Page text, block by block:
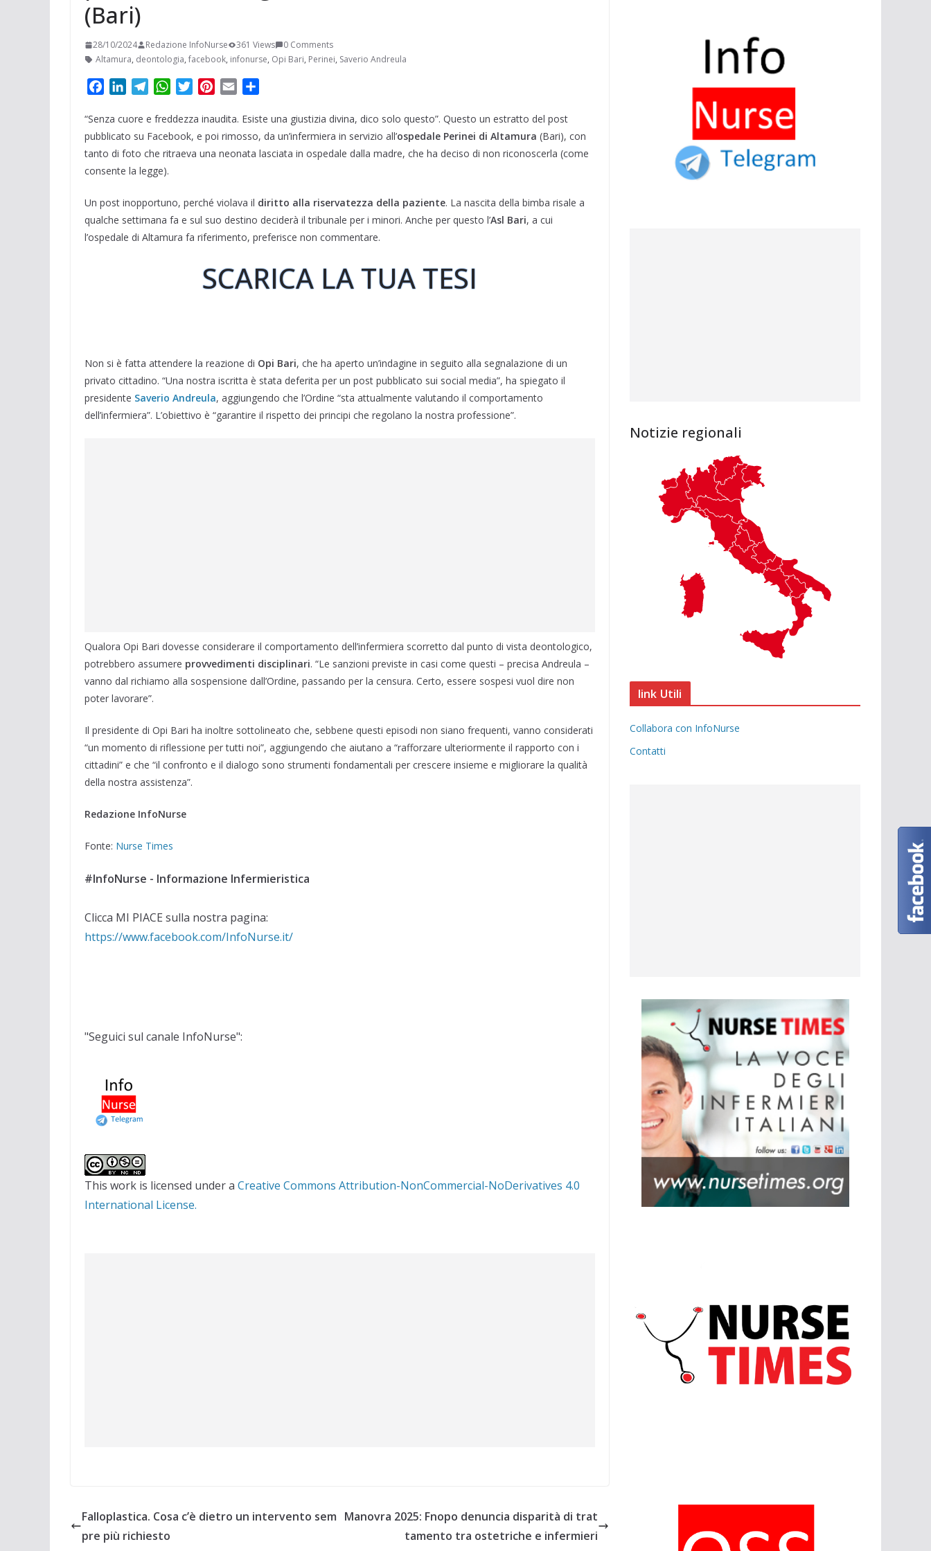
(Bari)
28/10/2024 Redazione InfoNurse 361 Views
0 Comments
Altamura, deontologia, facebook, infonurse, Opi Bari, Perinei, Saverio Andreula
c
e
b
o
k
n
k
e
d
n
l
e
g
r
m
W
a
t
s
p
i
t
t
n
t
e
s
t
a
i
l
n
d
i
d
i
“Senza cuore e freddezza inaudita. Esiste una giustizia divina, dico solo questo”. Questo un estratto del post
pubblicato su Facebook, e poi rimosso, da un’infermiera in servizio all’ospedale Perinei di Altamura (Bari), con
tanto di foto che ritraeva una neonata lasciata in ospedale dalla madre, che ha deciso di non riconoscerla (come
consente la legge).
Un post inopportuno, perché violava il diritto alla riservatezza della paziente. La nascita della bimba risale a
qualche settimana fa e sul suo destino deciderà il tribunale per i minori. Anche per questo l’Asl Bari, a cui
l’ospedale di Altamura fa riferimento, preferisce non commentare.
SCARICA LA TUA TESI
Non si è fatta attendere la reazione di Opi Bari, che ha aperto un’indagine in seguito alla segnalazione di un
privato cittadino. “Una nostra iscritta è stata deferita per un post pubblicato sui social media”, ha spiegato il
presidente Saverio Andreula, aggiungendo che l’Ordine “sta attualmente valutando il comportamento
dell’infermiera”. L’obiettivo è “garantire il rispetto dei principi che regolano la nostra professione”.
Qualora Opi Bari dovesse considerare il comportamento dell’infermiera scorretto dal punto di vista deontologico,
potrebbero assumere provvedimenti disciplinari. “Le sanzioni previste in casi come questi – precisa Andreula –
vanno dal richiamo alla sospensione dall’Ordine, passando per la censura. Certo, essere sospesi vuol dire non
poter lavorare”.
Il presidente di Opi Bari ha inoltre sottolineato che, sebbene questi episodi non siano frequenti, vanno considerati
“un momento di riflessione per tutti noi”, aggiungendo che aiutano a “rafforzare ulteriormente il rapporto con i
cittadini” e che “il confronto e il dialogo sono strumenti fondamentali per crescere insieme e migliorare la qualità
della nostra assistenza”.
Redazione InfoNurse
Fonte: Nurse Times
#InfoNurse - Informazione Infermieristica
Clicca MI PIACE sulla nostra pagina:
https://www.facebook.com/InfoNurse.it/
"Seguici sul canale InfoNurse":
This work is licensed under a Creative Commons Attribution-NonCommercial-NoDerivatives 4.0
International License.
Falloplastica. Cosa c’è dietro un intervento sem
pre più richiesto
Manovra 2025: Fnopo denuncia disparità di trat
tamento tra ostetriche e infermieri
Notizie regionali
link Utili
Collabora con InfoNurse
Contatti